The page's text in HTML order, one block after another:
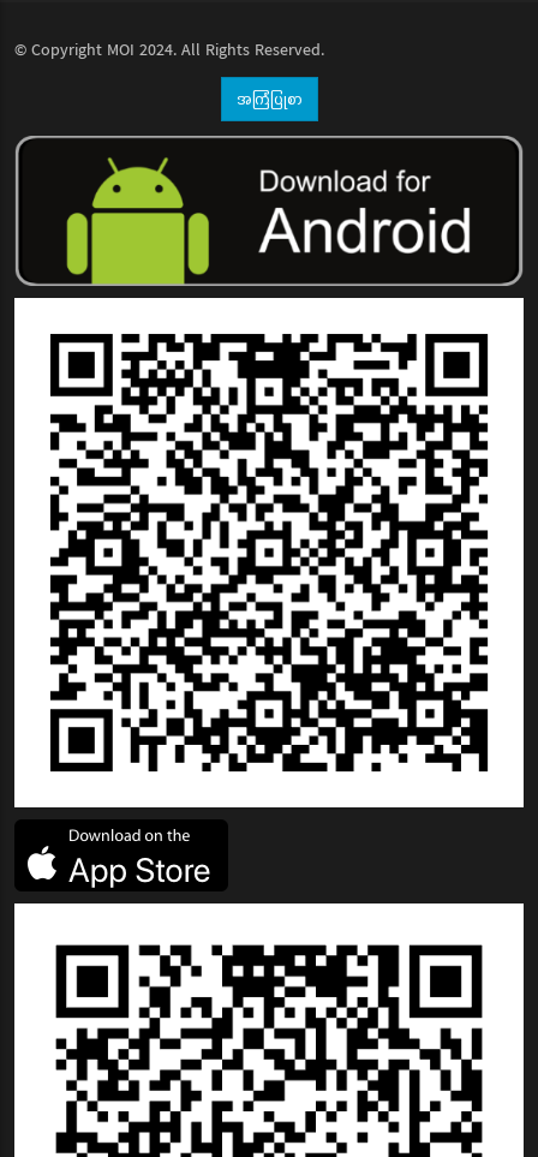
© Copyright MOI 2024. All Rights Reserved.
အကြံပြုစာ